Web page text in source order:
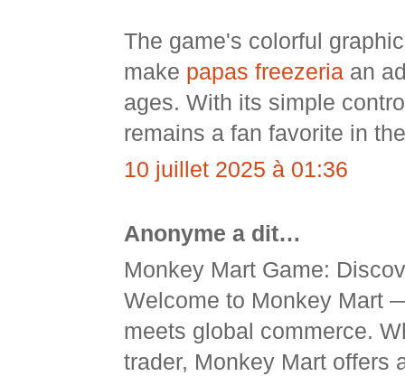
The game's colorful
make papas freezeria an
ages. With its simple
remains a fan favorite in
10 juillet 2025 à 01:36
Anonyme a dit…
Monkey Mart Game:
Welcome to Monkey Mart
meets global commerce.
trader, Monkey Mart offers